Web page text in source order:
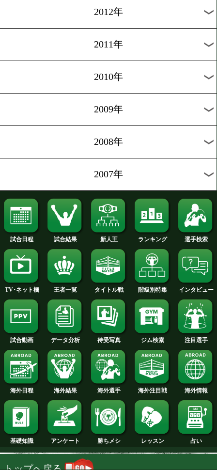
2020年
2019年
2018年
2017年
2016年
2015年
2014年
2013年
2012年
2011年
2010年